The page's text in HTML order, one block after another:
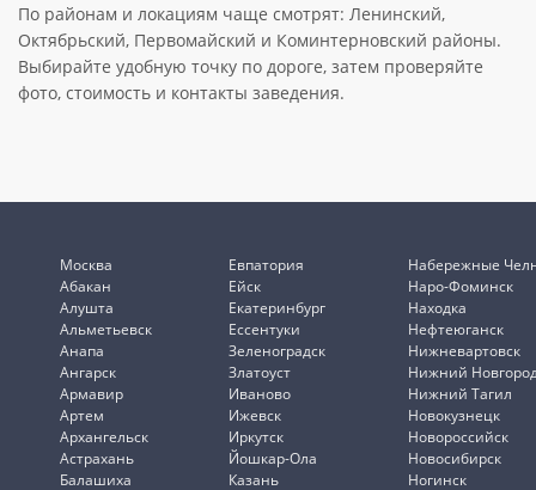
По районам и локациям чаще смотрят: Ленинский,
Октябрьский, Первомайский и Коминтерновский районы.
Выбирайте удобную точку по дороге, затем проверяйте
фото, стоимость и контакты заведения.
Москва
Абакан
Алушта
Альметьевск
Анапа
Ангарск
Армавир
Артем
Архангельск
Астрахань
Балашиха
Евпатория
Ейск
Екатеринбург
Ессентуки
Зеленоградск
Златоуст
Иваново
Ижевск
Иркутск
Йошкар-Ола
Казань
Набережные
Наро-Фоминск
Находка
Нефтеюганск
Нижневартовск
Нижний
Нижний Тагил
Новокузнецк
Новороссийск
Новосибирск
Ногинск